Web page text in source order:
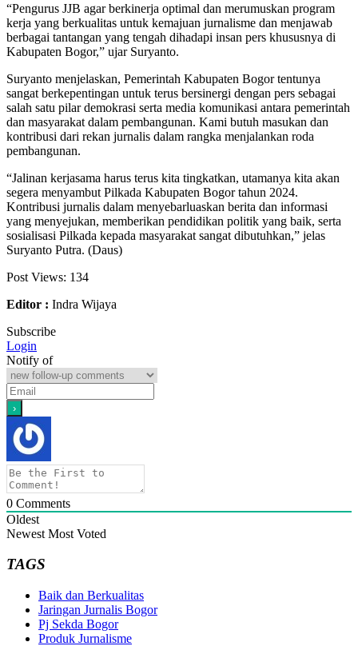
“Pengurus JJB agar berkinerja optimal dan merumuskan program
kerja yang berkualitas untuk kemajuan jurnalisme dan menjawab
berbagai tantangan yang tengah dihadapi insan pers khususnya di
Kabupaten Bogor,” ujar Suryanto.
Suryanto menjelaskan, Pemerintah Kabupaten Bogor tentunya
sangat berkepentingan untuk terus bersinergi dengan pers sebagai
salah satu pilar demokrasi serta media komunikasi antara pemerintah
dan masyarakat dalam pembangunan. Kami butuh masukan dan
kontribusi dari rekan jurnalis dalam rangka menjalankan roda
pembangunan.
“Jalinan kerjasama harus terus kita tingkatkan, utamanya kita akan
segera menyambut Pilkada Kabupaten Bogor tahun 2024.
Kontribusi jurnalis dalam menyebarluaskan berita dan informasi
yang menyejukan, memberikan pendidikan politik yang baik, serta
sosialisasi Pilkada kepada masyarakat sangat dibutuhkan,” jelas
Suryanto Putra. (Daus)
Post Views: 134
Editor : Indra Wijaya
Subscribe
Login
Notify of
0 Comments
Oldest
Newest Most Voted
TAGS
Baik dan Berkualitas
Jaringan Jurnalis Bogor
Pj Sekda Bogor
Produk Jurnalisme